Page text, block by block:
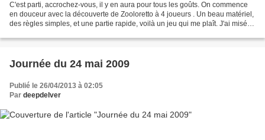
C'est parti, accrochez-vous, il y en aura pour tous les goûts. On commence
en douceur avec la découverte de Zooloretto à 4 joueurs . Un beau matériel,
des règles simples, et une partie rapide, voilà un jeu qui me plaît. J'ai misé
Journée du 24 mai 2009
Publié le 26/04/2013 à 02:05
Par deepdelver